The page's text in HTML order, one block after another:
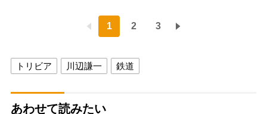
1 2 3
トリビア 川辺謙一 鉄道
あわせて読みたい